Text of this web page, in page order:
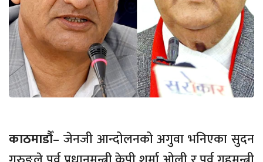
काठमाडौँ– जेनजी आन्दोलनको अगुवा भनिएका सुदन